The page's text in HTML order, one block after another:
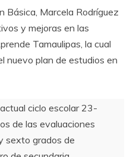
Básica, Marcela Rodríguez
y mejoras en las
Tamaulipas, la cual
nuevo plan de estudios en
ciclo escolar 23-
de las evaluaciones
sexto grados de